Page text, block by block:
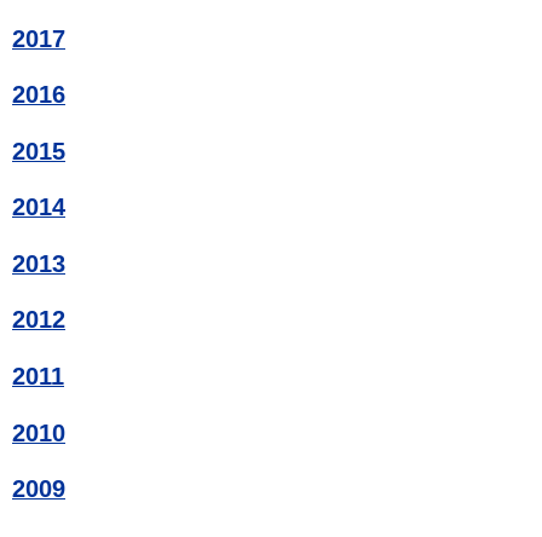
2017
2016
2015
2014
2013
2012
2011
2010
2009